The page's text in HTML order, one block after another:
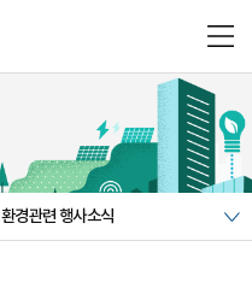
메
뉴
환경관련 행사소식